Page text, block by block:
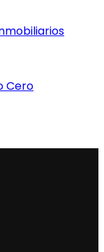
Cero